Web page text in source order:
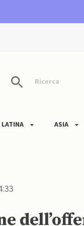
Ricerca
LATINA ASIA